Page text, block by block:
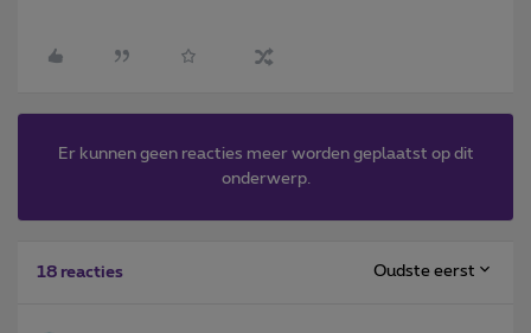
Er kunnen geen reacties meer worden geplaatst op dit
onderwerp.
18 reacties Oudste eerst